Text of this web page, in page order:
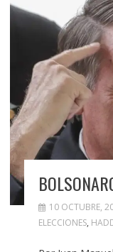
10 OCTUBRE,
ELECCIONES,